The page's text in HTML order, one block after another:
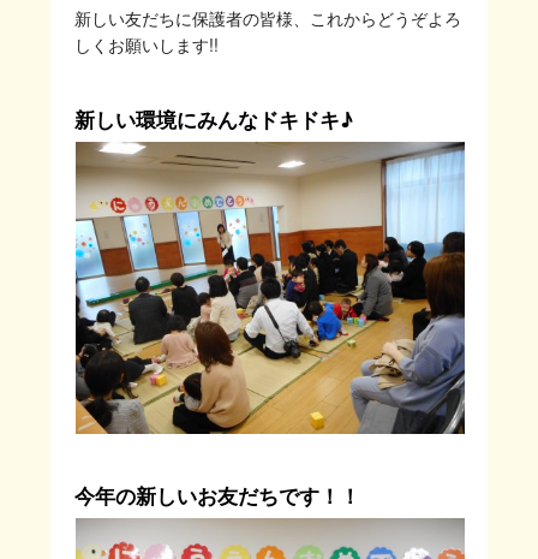
新しい友だちに保護者の皆様、これからどうぞよろ
しくお願いします!!
新しい環境にみんなドキドキ♪
今年の新しいお友だちです！！